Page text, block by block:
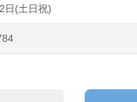
日(土日祝)